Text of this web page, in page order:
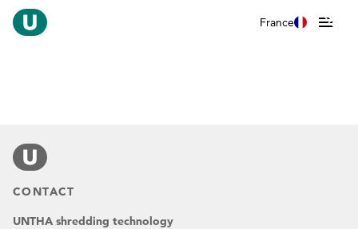
France
CONTACT
UNTHA shredding technology